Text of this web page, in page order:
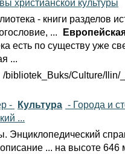
христианской культуры
- книги разделов
...
есть по существу уже
...
/bibliotek_Buks/Culture/Ilin/
-
Культура - Города и
...
Энциклопедический
... на высоте 646